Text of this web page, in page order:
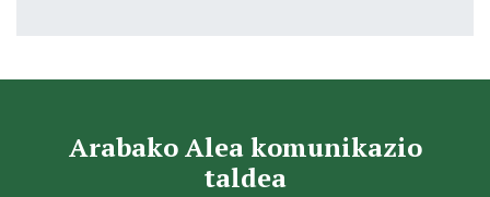
Arabako Alea komunikazio
taldea